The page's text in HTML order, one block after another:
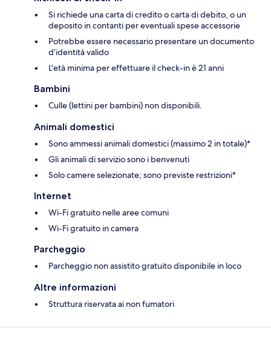
Si richiede una carta di credito o carta di debito, o un
deposito in contanti per eventuali spese accessorie
Potrebbe essere necessario presentare un documento
d’identità valido
L'età minima per effettuare il check-in è 21 anni
Bambini
Culle (lettini per bambini) non disponibili.
Animali domestici
Sono ammessi animali domestici (massimo 2 in totale)*
Gli animali di servizio sono i benvenuti
Solo camere selezionate; sono previste restrizioni*
Internet
Wi-Fi gratuito nelle aree comuni
Wi-Fi gratuito in camera
Parcheggio
Parcheggio non assistito gratuito disponibile in loco
Altre informazioni
Struttura riservata ai non fumatori